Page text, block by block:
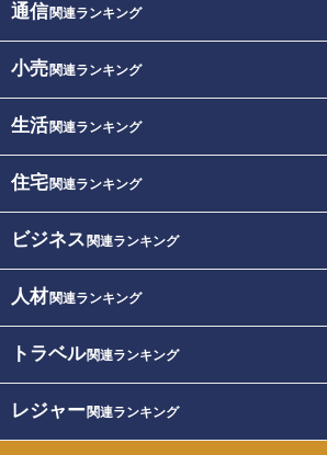
通信関連ランキング
小売関連ランキング
生活関連ランキング
住宅関連ランキング
ビジネス 関連ランキング
人材関連ランキング
トラベル関連ランキング
レジャー関連ランキング